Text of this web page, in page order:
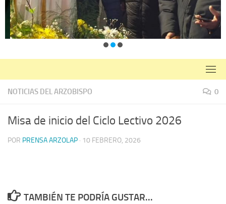
NOTICIAS DEL ARZOBISPO 0
Misa de inicio del Ciclo Lectivo 2026
POR PRENSA ARZOLAP · 10 FEBRERO, 2026
TAMBIÉN TE PODRÍA GUSTAR...